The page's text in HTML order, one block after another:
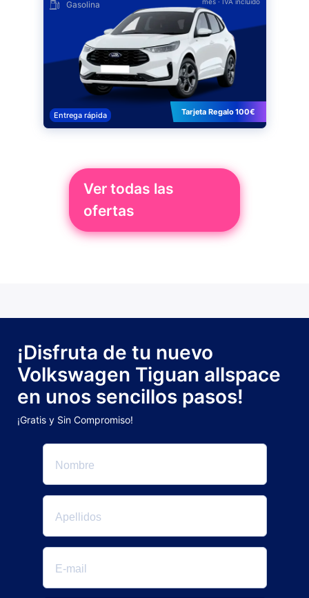
Gasolina
Entrega rápida Tarjeta Regalo 100€
Ver todas las
ofertas
¡Disfruta de tu nuevo
Volkswagen Tiguan allspace
en unos sencillos pasos!
¡Gratis y Sin Compromiso!